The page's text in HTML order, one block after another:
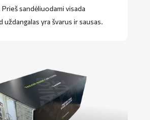
sandėliuodami visada
uždangalas yra švarus ir sausas.